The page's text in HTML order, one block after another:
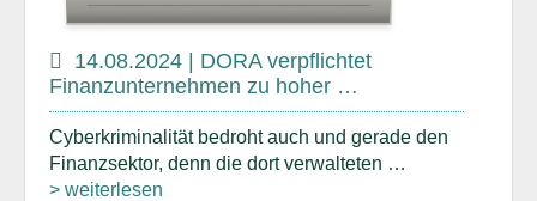
14.08.2024 | DORA verpflichtet
Finanzunternehmen zu hoher …
Cyberkriminalität bedroht auch und gerade den
Finanzsektor, denn die dort verwalteten …
> weiterlesen